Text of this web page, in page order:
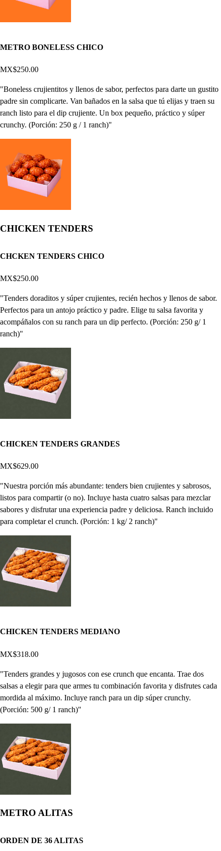
METRO BONELESS CHICO
MX$250.00
"Boneless crujientitos y llenos de sabor, perfectos para darte un gustito
padre sin complicarte. Van bañados en la salsa que tú elijas y traen su
ranch listo para el dip crujiente. Un box pequeño, práctico y súper
crunchy. (Porción: 250 g / 1 ranch)"
CHICKEN TENDERS
CHCKEN TENDERS CHICO
MX$250.00
"Tenders doraditos y súper crujientes, recién hechos y llenos de sabor.
Perfectos para un antojo práctico y padre. Elige tu salsa favorita y
acompáñalos con su ranch para un dip perfecto. (Porción: 250 g/ 1
ranch)"
CHICKEN TENDERS GRANDES
MX$629.00
"Nuestra porción más abundante: tenders bien crujientes y sabrosos,
listos para compartir (o no). Incluye hasta cuatro salsas para mezclar
sabores y disfrutar una experiencia padre y deliciosa. Ranch incluido
para completar el crunch. (Porción: 1 kg/ 2 ranch)"
CHICKEN TENDERS MEDIANO
MX$318.00
"Tenders grandes y jugosos con ese crunch que encanta. Trae dos
salsas a elegir para que armes tu combinación favorita y disfrutes cada
mordida al máximo. Incluye ranch para un dip súper crunchy.
(Porción: 500 g/ 1 ranch)"
METRO ALITAS
ORDEN DE 36 ALITAS